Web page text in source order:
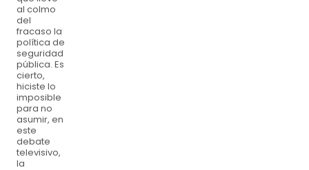
al colmo
del
fracaso la
política de
seguridad
pública. Es
cierto,
hiciste lo
imposible
para no
asumir, en
este
debate
televisivo,
la